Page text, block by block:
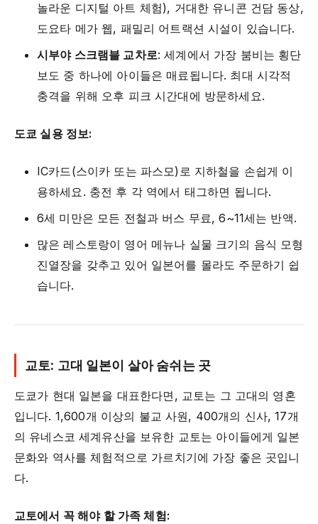
놀라운 디지털 아트 체험), 거대한 유니콘 건담 동상,
도요타 메가 웹, 패밀리 어트랙션 시설이 있습니다.
시부야 스크램블 교차로: 세계에서 가장 붐비는 횡단
보도 중 하나에 아이들은 매료됩니다. 최대 시각적
충격을 위해 오후 피크 시간대에 방문하세요.
도쿄 실용 정보:
IC카드(스이카 또는 파스모)로 지하철을 손쉽게 이
용하세요. 충전 후 각 역에서 태그하면 됩니다.
6세 미만은 모든 전철과 버스 무료, 6~11세는 반액.
많은 레스토랑이 영어 메뉴나 실물 크기의 음식 모형
진열장을 갖추고 있어 일본어를 몰라도 주문하기 쉽
습니다.
교토: 고대 일본이 살아 숨쉬는 곳
도쿄가 현대 일본을 대표한다면, 교토는 그 고대의 영혼
입니다. 1,600개 이상의 불교 사원, 400개의 신사, 17개
의 유네스코 세계유산을 보유한 교토는 아이들에게 일본
문화와 역사를 체험적으로 가르치기에 가장 좋은 곳입니
다.
교토에서 꼭 해야 할 가족 체험: